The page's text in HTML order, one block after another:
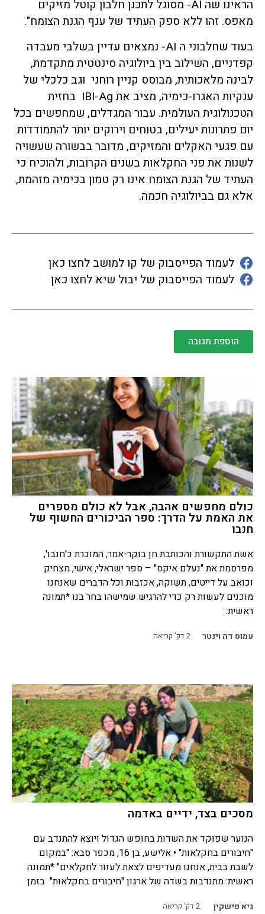
הראינו שה AI- מסוגל לתכנן חלבון קוטל מזיקים
מאפס. זהו ללא ספק העתיד של ענף הגנת הצומח".
בעוד שחלבוני ה AI- נמצאים עדיין בשלבי מעבדה
קפדניים, השילוב בין ביולוגיה סינטטית מתקדמת,
לבינה מלאכותית, מבוסס קניין רוחני וגב כלכלי של
ענקיות האגרו-כימיה, מציב את IBI-Ag בחזית
הטכנולוגית העולמית. עבור המגדלים, שמחפשים בכל
יום פתרונות יעילים, בטוחים וירוקים יותר להתמודדות
עם פגעי האקלים והמזיקים, מדובר בבשורה שעשויה
לשנות את פני החקלאות בשנים הקרובות, ולהוכיח כי
העתיד של הגנת הצומח אינו רק טמון בכימיה מזהמת,
אלא גם בביולוגיה חכמה.
לעמוד הפייסבוק של קו למושב לחצו כאן
לעמוד הפייסבוק של יבול שיא לחצו כאן
הוספת תגובה
כולם מחפשים אהבה, אבל לא כולם מספרים
את האמת על הדרך: ספר הביכורים החשוף של
חנבו
אשת התקשורת והכותבת חן בוקר-אמר, המוכרת כ'חנבו',
מפרסמת את "נעלם איקס" – ספר ישראלי, אישי, מצחיק
וכואב על דייטים, תשוקה, אכזבות וכל הדברים שאנחנו
מוכנים לעשות רק כדי להרגיש שמישהו בחר בנו *תמונה
ראשית:
עמוס דה וינטר 2דק' קריאה
מסכים בצד, ידיים באדמה
הנוער שפוקד את השדות בחופש הגדול ויוצא להתנדב עם
"חיבורים בחקלאות" • אלישע, בן 16, מכפר סבא: "במקום
לשבת בבית, אנחנו מעדיפים לצאת לעזור לחקלאים" *תמונה
ראשית: מתנדבות בשדה של ארגון "חיבורים בחקלאות" בזמן
גיא פישקין 2דק' קריאה